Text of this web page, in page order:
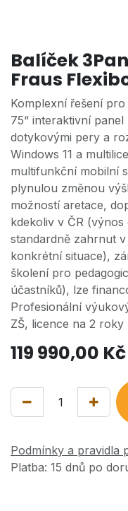
Balíček
Fraus
Komplexní řešení
75“ interaktivní
dotykovými pery a
Windows 11 a
multifunkční mobilní
plynulou změnou
možností aretace,
kdekoliv v ČR
standardně zahrnut
konkrétní situace),
školení pro
účastníků), lze
Profesionální
ZŠ, licence na 2 roky
119 990,00 Kč
Podmínky a pravidla
Platba: 15 dnů po